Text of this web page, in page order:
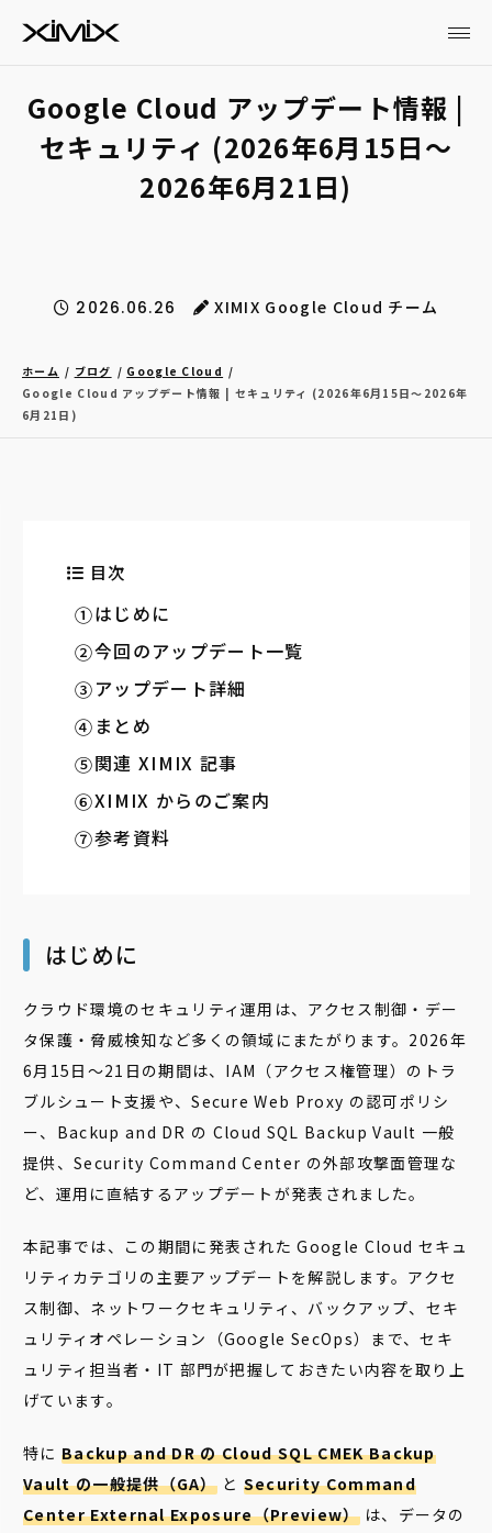
Google Cloud アップデート情報 |
セキュリティ (2026年6月15日〜
2026年6月21日)
2026.06.26 XIMIX Google Cloud チーム
ホーム ブログ
Google Cloud
Google Cloud アップデート情報 | セキュリティ (2026年6月15日〜2026年
6月21日)
目次
はじめに
今回のアップデート一覧
アップデート詳細
まとめ
関連 XIMIX 記事
XIMIX からのご案内
参考資料
はじめに
クラウド環境のセキュリティ運用は、アクセス制御・デー
タ保護・脅威検知など多くの領域にまたがります。2026年
6月15日〜21日の期間は、IAM（アクセス権管理）のトラ
ブルシュート支援や、Secure Web Proxy の認可ポリシ
ー、Backup and DR の Cloud SQL Backup Vault 一般
提供、Security Command Center の外部攻撃面管理な
ど、運用に直結するアップデートが発表されました。
本記事では、この期間に発表された Google Cloud セキュ
リティカテゴリの主要アップデートを解説します。アクセ
ス制御、ネットワークセキュリティ、バックアップ、セキ
ュリティオペレーション（Google SecOps）まで、セキ
ュリティ担当者・IT 部門が把握しておきたい内容を取り上
げています。
特に Backup and DR の Cloud SQL CMEK Backup
Vault の一般提供（GA）と Security Command
Center External Exposure（Preview）は、データの